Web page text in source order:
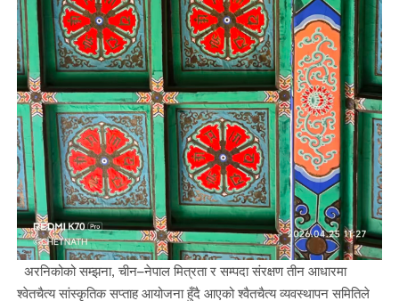
अरनिकोको सम्झना, चीन–नेपाल मित्रता र सम्पदा संरक्षण तीन आधारमा
श्वेतचैत्य सांस्कृतिक सप्ताह आयोजना हुँदै आएको श्वैतचैत्य व्यवस्थापन समितिले